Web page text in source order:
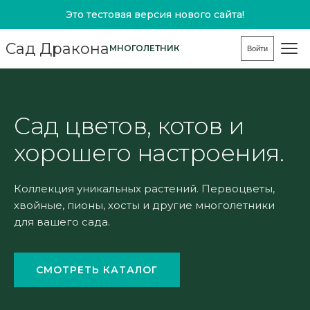
Это тестовая версия нового сайта!
Сад Дракона МНОГОЛЕТНИК Войти
Сад цветов, котов и
хорошего настроения.
Коллекция уникальных растений. Первоцветы,
хвойные, пионы, хосты и другие многолетники
для вашего сада.
СМОТРЕТЬ КАТАЛОГ